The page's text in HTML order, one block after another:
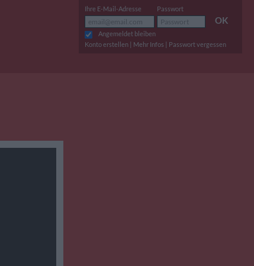
Ihre E-Mail-Adresse Passwort
OK
Angemeldet bleiben
Konto erstellen | Mehr Infos | Passwort vergessen